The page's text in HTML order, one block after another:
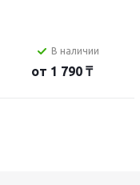
В наличии
от 1 790 ₸